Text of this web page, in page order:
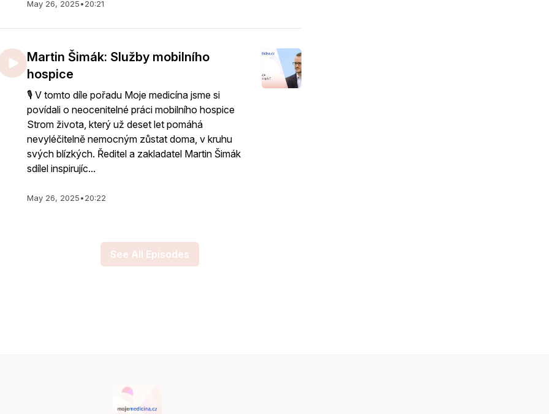
May 26, 2025•20:21
Martin Šimák: Služby mobilního
hospice
🎙️ V tomto díle pořadu Moje medicína jsme si
povídali o neocenitelné práci mobilního hospice
Strom života, který už deset let pomáhá
nevyléčitelně nemocným zůstat doma, v kruhu
svých blízkých. Ředitel a zakladatel Martin Šimák
sdílel inspirujíc...
May 26, 2025•20:22
See All Episodes